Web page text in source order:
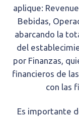
aplique:
Bebidas,
abarcando la
del
por Finanzas,
financieros de
con las
Es importante